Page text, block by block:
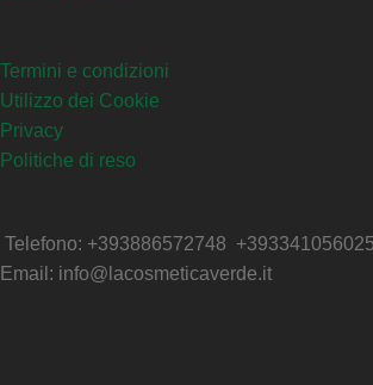
Termini e condizioni
Utilizzo dei Cookie
Privacy
Politiche di reso
Telefono: +393886572748 +393341056025
Email: info@lacosmeticaverde.it